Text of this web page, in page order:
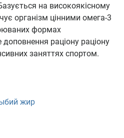
на високоякісному
організм цінними омега-3
формах
доповнення раціону раціону
заняттях спортом.
жир